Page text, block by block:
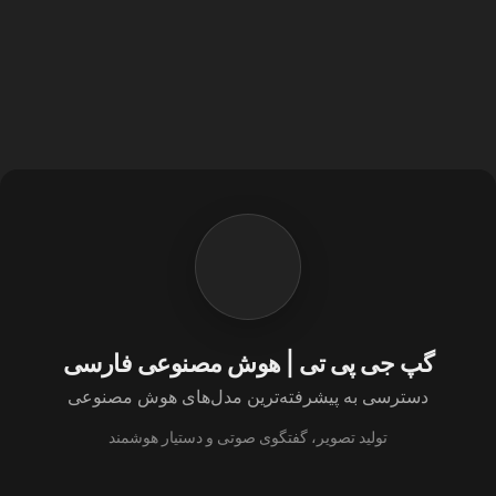
گپ جی پی تی | هوش مصنوعی فارسی
دسترسی به پیشرفته‌ترین مدل‌های هوش مصنوعی
تولید تصویر، گفتگوی صوتی و دستیار هوشمند